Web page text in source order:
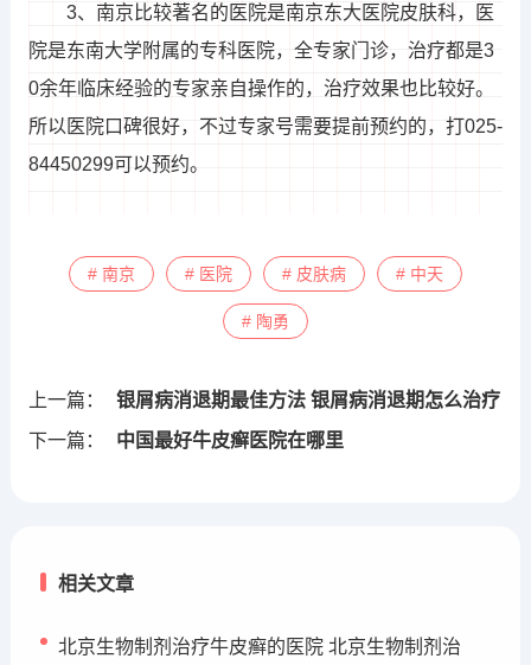
3、南京比较著名的医院是南京东大医院皮肤科，医
院是东南大学附属的专科医院，全专家门诊，治疗都是3
0余年临床经验的专家亲自操作的，治疗效果也比较好。
所以医院口碑很好，不过专家号需要提前预约的，打025-
84450299可以预约。
# 南京 # 医院 # 皮肤病 # 中天
# 陶勇
上一篇：
银屑病消退期最佳方法 银屑病消退期怎么治疗
下一篇：
中国最好牛皮癣医院在哪里
相关文章
北京生物制剂治疗牛皮癣的医院 北京生物制剂治